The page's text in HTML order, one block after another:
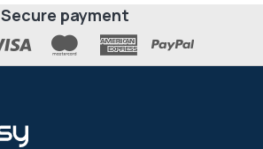
Secure payment